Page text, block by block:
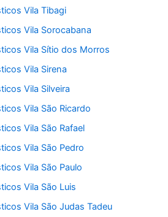
Vila Tibagi
Vila Sorocabana
Vila Sítio dos Morros
Vila Sirena
Vila Silveira
Vila São Ricardo
Vila São Rafael
Vila São Pedro
Vila São Paulo
Vila São Luis
Vila São Judas Tadeu